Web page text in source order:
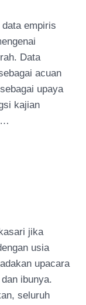
empiris
Data
acuan
upaya
kajian
jika
usia
upacara
ibunya.
seluruh